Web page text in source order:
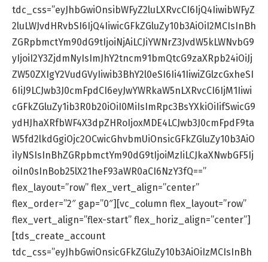
tdc_css=”eyJhbGwiOnsibWFyZ2luLXRvcCI6IjQ4IiwibWFyZ
2luLWJvdHRvbSI6IjQ4IiwicGFkZGluZy10b3AiOiI2MCIsInBh
ZGRpbmctYm90dG9tIjoiNjAiLCJiYWNrZ3JvdW5kLWNvbG9
yIjoiI2Y3ZjdmNyIsImJhY2tncm91bmQtcG9zaXRpb24iOiJj
ZW50ZXIgY2VudGVyIiwib3BhY2l0eSI6Ii41IiwiZGlzcGxheSI
6IiJ9LCJwb3J0cmFpdCI6eyJwYWRkaW5nLXRvcCI6IjM1Iiwi
cGFkZGluZy1ib3R0b20iOiI0MiIsImRpc3BsYXkiOiIifSwicG9
ydHJhaXRfbWF4X3dpZHRoIjoxMDE4LCJwb3J0cmFpdF9ta
W5fd2lkdGgiOjc2OCwicGhvbmUiOnsicGFkZGluZy10b3AiO
iIyNSIsInBhZGRpbmctYm90dG9tIjoiMzIiLCJkaXNwbGF5Ij
oiIn0sInBob25lX21heF93aWR0aCI6NzY3fQ==”
flex_layout=”row” flex_vert_align=”center”
flex_order=”2″ gap=”0″][vc_column flex_layout=”row”
flex_vert_align=”flex-start” flex_horiz_align=”center”]
[tds_create_account
tdc_css=”eyJhbGwiOnsicGFkZGluZy10b3AiOiIzMCIsInBh